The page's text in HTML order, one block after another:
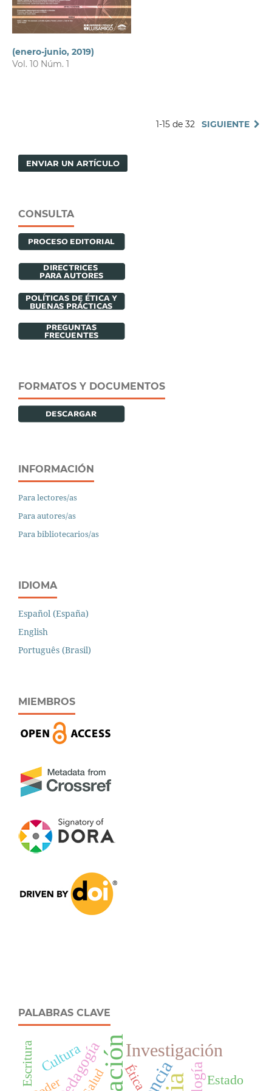
(enero-junio, 2019)
Vol. 10 Núm. 1
1-15 de 32 SIGUIENTE
ENVIAR UN ARTÍCULO
CONSULTA
FORMATOS Y DOCUMENTOS
INFORMACIÓN
Para lectores/as
Para autores/as
Para bibliotecarios/as
IDIOMA
Español (España)
English
Português (Brasil)
MIEMBROS
PALABRAS CLAVE
Investigación
Pedagogía
Cultura
Ética Estado
Salud
Escritura